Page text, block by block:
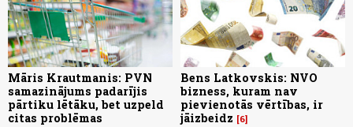
Māris Krautmanis: PVN
samazinājums padarījis
pārtiku lētāku, bet uzpeld
citas problēmas
Bens Latkovskis: NVO
bizness, kuram nav
pievienotās vērtības, ir
jāizbeidz
6